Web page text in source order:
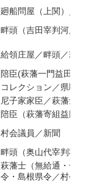
廻船問屋（上関）／防長海
畔頭（吉田宰判河原村）
給領庄屋／畔頭／萩藩士／
陪臣(萩藩一門益田家臣)／
コレクション／県職員／国
尼子家家臣／萩藩士／前原
陪臣（萩藩寄組益田家臣）
村会議員／新聞
畔頭（奥山代宰判秋掛村）
萩藩士（無給通・一代遠近
令・島根県令／村会議員・